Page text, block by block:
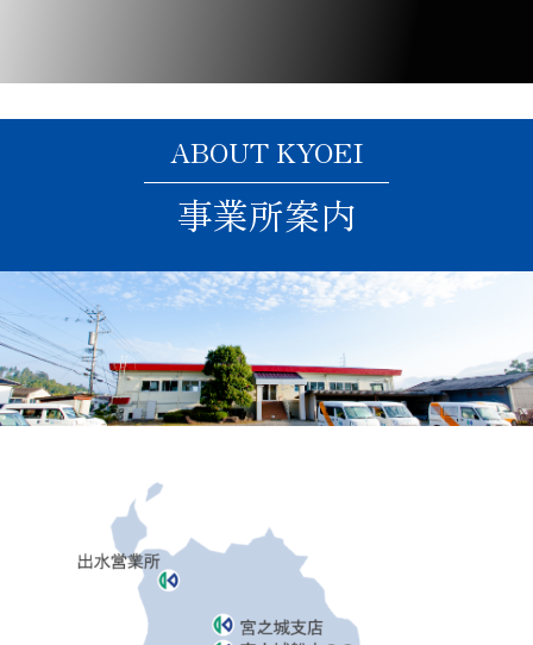
ABOUT KYOEI
事業所案内